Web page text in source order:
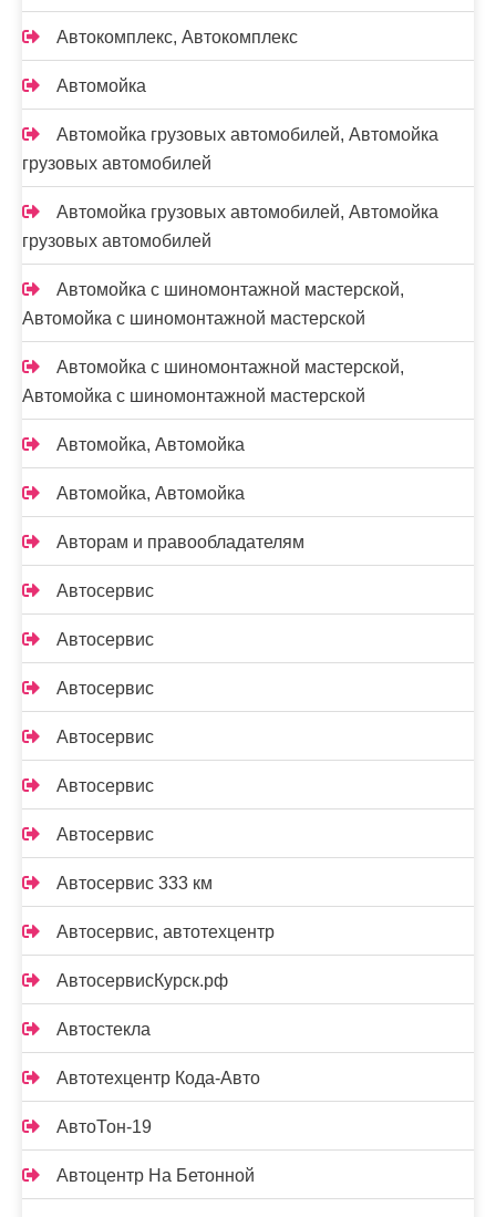
Автокомплекс, Автокомплекс
Автомойка
Автомойка грузовых автомобилей, Автомойка
грузовых автомобилей
Автомойка грузовых автомобилей, Автомойка
грузовых автомобилей
Автомойка с шиномонтажной мастерской,
Автомойка с шиномонтажной мастерской
Автомойка с шиномонтажной мастерской,
Автомойка с шиномонтажной мастерской
Автомойка, Автомойка
Автомойка, Автомойка
Авторам и правообладателям
Автосервис
Автосервис
Автосервис
Автосервис
Автосервис
Автосервис
Автосервис 333 км
Автосервис, автотехцентр
АвтосервисКурск.рф
Автостекла
Автотехцентр Кода-Авто
АвтоТон-19
Автоцентр На Бетонной